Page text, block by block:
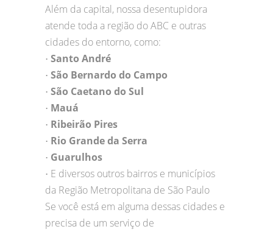
Além da capital, nossa desentupidora
atende toda a região do ABC e outras
cidades do entorno, como:
• Santo André
• São Bernardo do Campo
• São Caetano do Sul
• Mauá
• Ribeirão Pires
• Rio Grande da Serra
• Guarulhos
• E diversos outros bairros e municípios
da Região Metropolitana de São Paulo
Se você está em alguma dessas cidades e
precisa de um serviço de